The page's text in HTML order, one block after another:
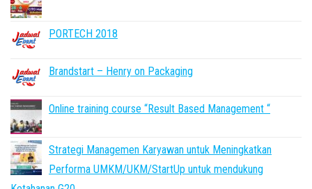
PORTECH 2018
Brandstart – Henry on Packaging
Online training course “Result Based Management “
Strategi Managemen Karyawan untuk Meningkatkan
Performa UMKM/UKM/StartUp untuk mendukung